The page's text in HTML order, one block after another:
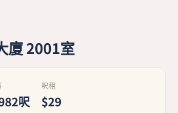
廈 2001室
呎
呎租
$29